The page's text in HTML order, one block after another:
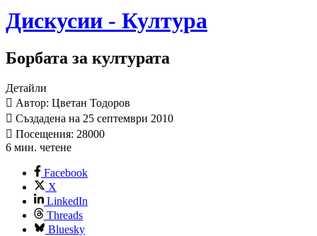
Дискусии - Култура
Борбата за културата
Детайли
Автор: Цветан Тодоров
Създадена на 25 септември 2010
Посещения: 28000
6 мин. четене
Facebook
X
LinkedIn
Threads
Bluesky